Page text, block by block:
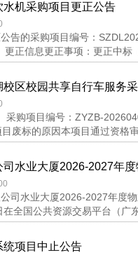
机采购项目更正公告
告的采购项目编号：
正信息更正事项：更正中
区校园共享自行车服务
采购项目编号：ZYZB-
废标的原因本项目通过资格
水业大厦2026-2027年
司水业大厦2026-2027年度
全国公共资源交易平台（广
项目中止公告